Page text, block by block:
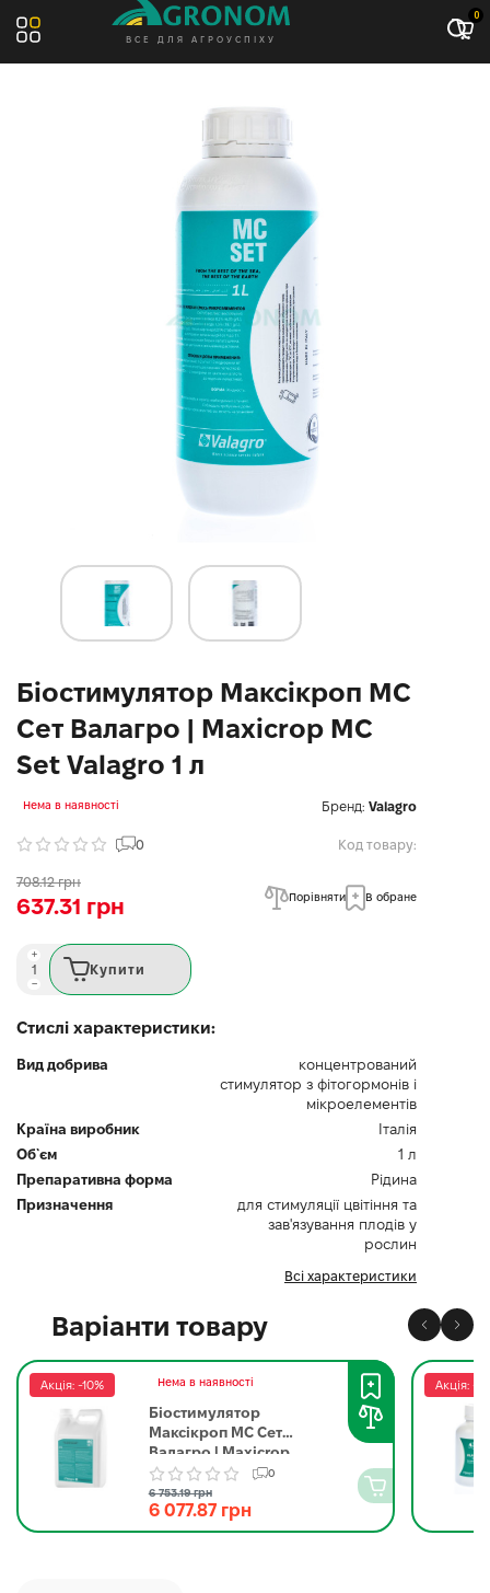
ВСЕ ДЛЯ АГРОУСПІХУ
0
Біостимулятор Максікроп МС
Сет Валагро | Maxicrop MC
Set Valagro 1 л
Нема в наявності Бренд: Valagro
0 Код товару:
708.12 грн
637.31 грн Порівняти В обране
Купити
Стислі характеристики:
Вид добрива
концентрований
стимулятор з фітогормонів і
мікроелементів
Країна виробник
Італія
Об`єм
1 л
Препаративна форма
Рідина
Призначення
для стимуляції цвітіння та
зав'язування плодів у
рослин
Всі характеристики
Варіанти товару
Акція: -10% Нема в наявності
Біостимулятор
Максікроп МС Сет
Валагро | Maxicrop
MC Set Valagro 10 л
0
6 753.19 грн
6 077.87 грн
Акція: -